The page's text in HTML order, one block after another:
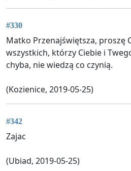
#330
Matko Przenajświętsza, proszę
wszystkich, którzy Ciebie i
chyba, nie wiedzą co czynią.
(Kozienice, 2019-05-25)
#342
Zajac
(Ubiad, 2019-05-25)